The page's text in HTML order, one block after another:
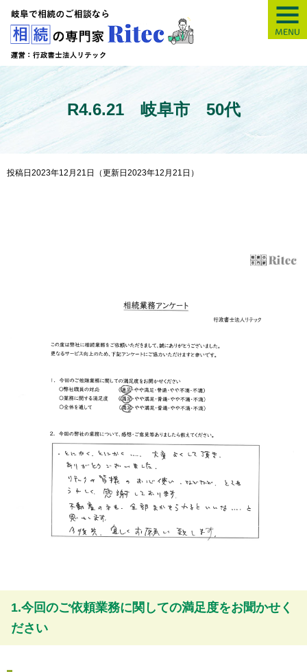
【岐阜】相続の
R4.6.21 岐阜市 50代
投稿日2023年12月21日 （更新日2023年12月21日）
1.今回のご依頼業務に関しての満足度をお聞かせく
ださい